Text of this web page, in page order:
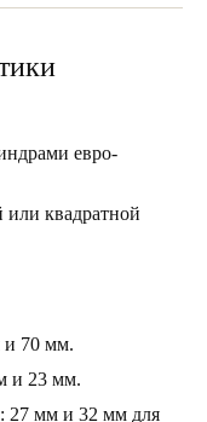
евро-
или квадратной
и 70 мм.
и 23 мм.
27 мм и 32 мм для